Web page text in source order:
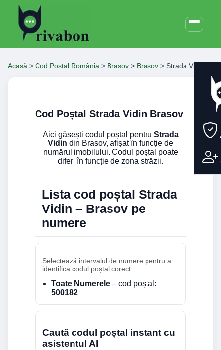
Acasă > Cod Poștal România > Brasov > Brasov > Strada Vidin
Cod Poștal Strada Vidin Brasov
Aici găsești codul poștal pentru Strada
Vidin din Brasov, afișat în funcție de
numărul imobilului. Codul poștal poate
diferi în funcție de zona străzii.
Lista cod poștal Strada
Vidin – Brasov pe
numere
Selectează intervalul de numere pentru a
identifica codul poștal corect:
Toate Numerele – cod poștal:
500182
Caută codul poștal instant cu
asistentul AI